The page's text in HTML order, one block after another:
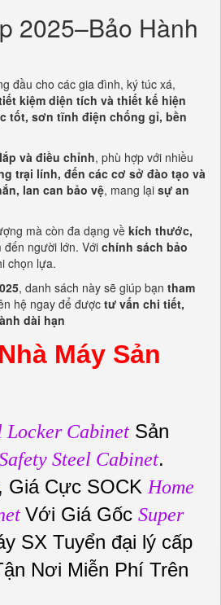
2025–Bảo Hành
đầu cho các gia đình, ký túc xá,
kiệm diện tích và thiết kế hiện
tốt, sơn tĩnh điện chống gỉ, bền
và điều chỉnh, phù hợp với nhiều
trại lính, đến các cơ sở đào tạo và
lan can bảo vệ, mang lại sự an
mà còn đa dạng về kích thước,
người lớn. Vớichính sách bảo
chọn lựa.
, danh sách này sẽ giúp bạn tham
hệ ngay để đượctư vấn chi tiết,
dài hạn
Nhà Máy Sản
Locker Cabinet Sản
Steel Cabinet.
, Giá Cực SOCK Home
Với Giá Gốc Super
SX Tuyển đại lý cấp
Nơi Miễn Phí Trên